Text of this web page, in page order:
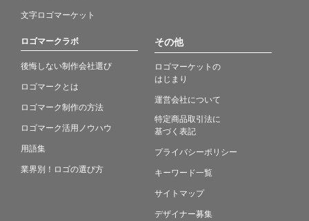
文字ロゴマーケット
ロゴマークラボ
後悔しない制作会社選び
ロゴマークとは
ロゴマーク制作の方法
ロゴマーク活用ノウハウ
用語集
業界別！ロゴの選び方
その他
ロゴマーケットの
はじまり
運営会社について
特定商品取引法に
基づく表記
プライバシーポリシー
キーワード一覧
サイトマップ
デザイナー募集